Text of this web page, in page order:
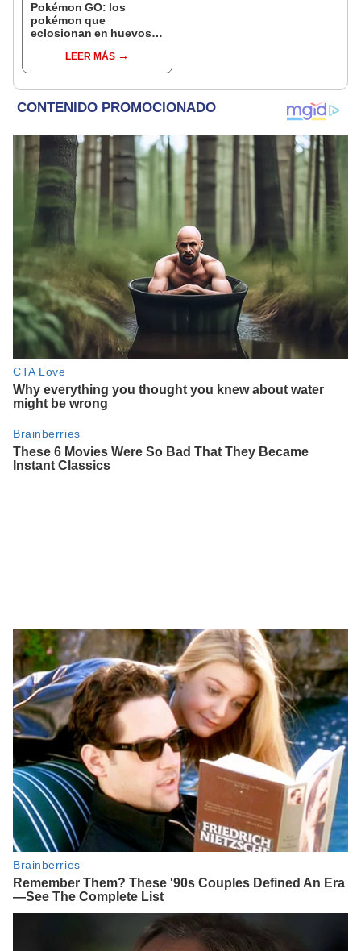
Pokémon GO: los
pokémon que
eclosionan en huevos
octubreLEER MÁS